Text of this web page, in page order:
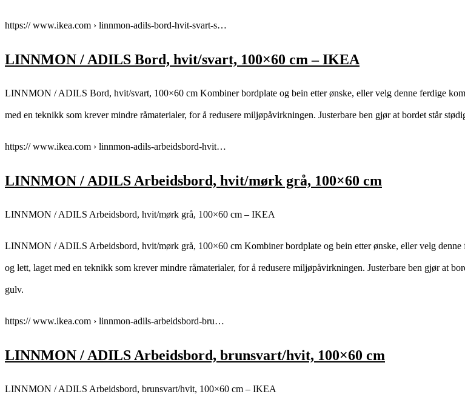
https:// www.ikea.com › linnmon-adils-bord-hvit-svart-s…
LINNMON / ADILS Bord, hvit/svart, 100×60 cm – IKEA
LINNMON / ADILS Bord, hvit/svart, 100×60 cm Kombiner bordplate og bein etter ønske, eller velg denne ferdige
med en teknikk som krever mindre råmaterialer, for å redusere miljøpåvirkningen. Justerbare ben gjør at bordet står
https:// www.ikea.com › linnmon-adils-arbeidsbord-hvit…
LINNMON / ADILS Arbeidsbord, hvit/mørk grå, 100×60 cm
LINNMON / ADILS Arbeidsbord, hvit/mørk grå, 100×60 cm – IKEA
LINNMON / ADILS Arbeidsbord, hvit/mørk grå, 100×60 cm Kombiner bordplate og bein etter ønske, eller velg denne
og lett, laget med en teknikk som krever mindre råmaterialer, for å redusere miljøpåvirkningen. Justerbare ben gjør at
gulv.
https:// www.ikea.com › linnmon-adils-arbeidsbord-bru…
LINNMON / ADILS Arbeidsbord, brunsvart/hvit, 100×60 cm
LINNMON / ADILS Arbeidsbord, brunsvart/hvit, 100×60 cm – IKEA